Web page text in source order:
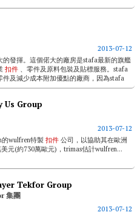
2013-07-12
的發揮。這個偌大的廠房是stafa最新的旗艦
扣件 、零件及原料包裝及貼標服務。stafa
及減少成本附加優點的廠商，因為stafa
Us Group
2013-07-12
wulfren特製 扣件公司，以協助其在歐洲
元(約730萬歐元)，trimas估計wulfren...
Tekfor Group
集團
2013-07-12